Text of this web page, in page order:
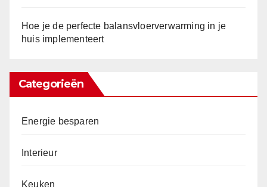
Hoe je de perfecte balansvloerverwarming in je
huis implementeert
Categorieën
Energie besparen
Interieur
Keuken